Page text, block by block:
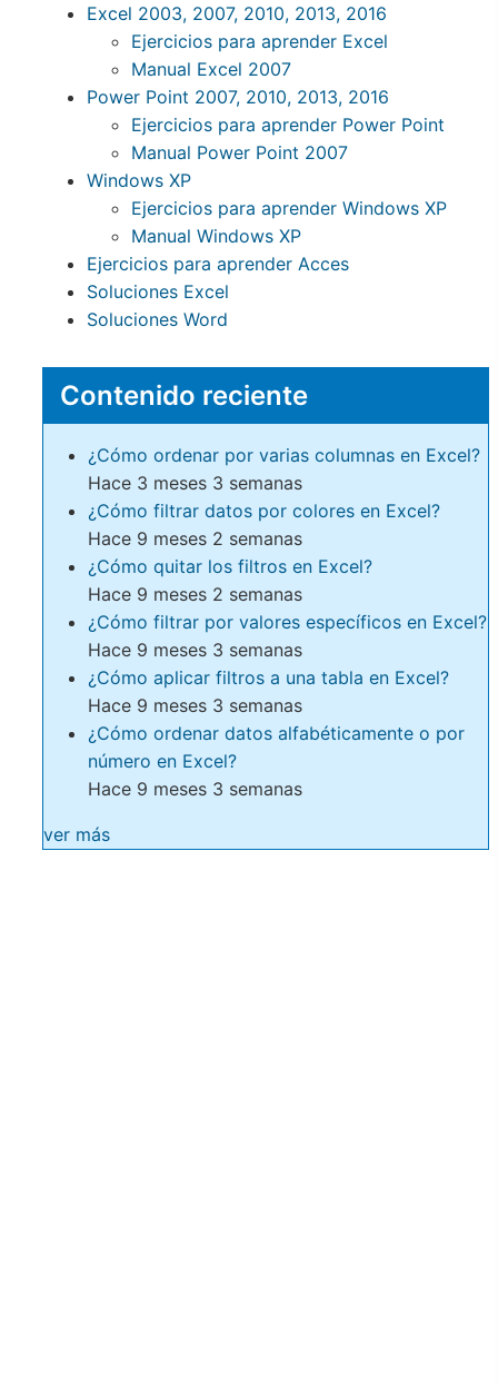
Excel 2003, 2007, 2010, 2013, 2016
Ejercicios para aprender Excel
Manual Excel 2007
Power Point 2007, 2010, 2013, 2016
Ejercicios para aprender Power Point
Manual Power Point 2007
Windows XP
Ejercicios para aprender Windows XP
Manual Windows XP
Ejercicios para aprender Acces
Soluciones Excel
Soluciones Word
Contenido reciente
¿Cómo ordenar por varias columnas en Excel?
Hace 3 meses 3 semanas
¿Cómo filtrar datos por colores en Excel?
Hace 9 meses 2 semanas
¿Cómo quitar los filtros en Excel?
Hace 9 meses 2 semanas
¿Cómo filtrar por valores específicos en Excel?
Hace 9 meses 3 semanas
¿Cómo aplicar filtros a una tabla en Excel?
Hace 9 meses 3 semanas
¿Cómo ordenar datos alfabéticamente o por
número en Excel?
Hace 9 meses 3 semanas
ver más